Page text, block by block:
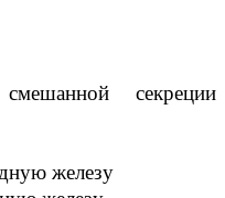
секреции
железу